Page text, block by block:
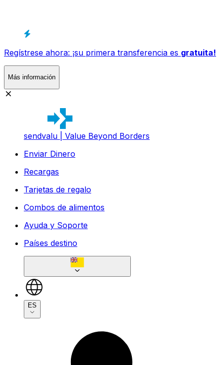
Regístrese ahora: ¡su primera transferencia es gratuita!
Más información
sendvalu | Value Beyond Borders
Enviar Dinero
Recargas
Tarjetas de regalo
Combos de alimentos
Ayuda y Soporte
Países destino
ES